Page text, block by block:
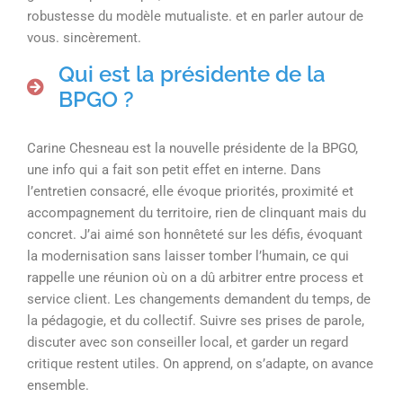
robustesse du modèle mutualiste. et en parler autour de
vous. sincèrement.
Qui est la présidente de la
BPGO ?
Carine Chesneau est la nouvelle présidente de la BPGO,
une info qui a fait son petit effet en interne. Dans
l’entretien consacré, elle évoque priorités, proximité et
accompagnement du territoire, rien de clinquant mais du
concret. J’ai aimé son honnêteté sur les défis, évoquant
la modernisation sans laisser tomber l’humain, ce qui
rappelle une réunion où on a dû arbitrer entre process et
service client. Les changements demandent du temps, de
la pédagogie, et du collectif. Suivre ses prises de parole,
discuter avec son conseiller local, et garder un regard
critique restent utiles. On apprend, on s’adapte, on avance
ensemble.